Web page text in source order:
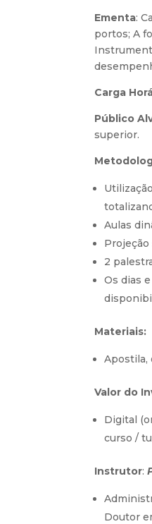
Ementa:
portos; A
Carga
Público
superior.
Aulas
2
Os dias
Materiais:
Apostila,
Valor do
Digital
curso /
Instrutor:
Doutor